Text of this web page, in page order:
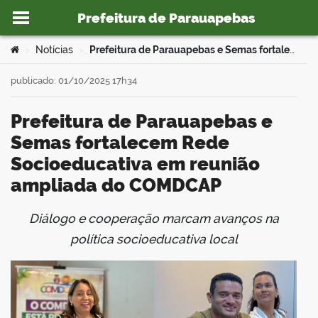
Ir para o conteúdo
Prefeitura de Parauapebas
portal
Você está aqui:
Notícias Prefeitura de Parauapebas e Semas fortalecem Rede Socioeducativa em reunião ampliada do COMDCAP
Prefeitura de Parauapebas e
Semas fortalecem Rede
Socioeducativa em reunião
ampliada do COMDCAP
publicado: 01/10/2025 17h34
Diálogo e cooperação marcam avanços na
política socioeducativa local